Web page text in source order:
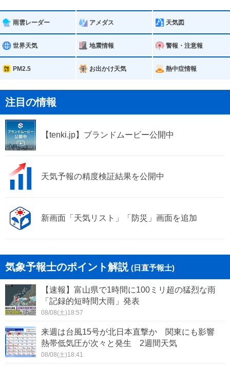
名古屋市瑞穂区 名古屋市熱田区
名古屋市中川区 名古屋市港区
名古屋市南区 名古屋市守山区
名古屋市緑区 名古屋市名東区
一宮市 瀬戸市
津島市 碧南市
安城市
江南市 小牧市
稲沢市 東海市
知立市 尾張旭市
雨雲レーダー アメダス 天気図
世界天気 地震情報 警報・注意報
PM2.5 お出かけ天気 熱中症情報
注目の情報
【tenki.jp】ブランドムービー公開中
天気予報の精度検証結果を公開中
新画面「天気リスト」「防災」画面を追加
気象予報士のポイント解説 (日直予報士)
【速報】富山県で1時間に100ミリ超の猛烈な雨
「記録的短時間大雨」発表
08/08(土)18:57
来週は台風15号が北日本直撃か 関東にも影響
熱帯低気圧が次々と発生 2週間天気
08/08(土)18:41